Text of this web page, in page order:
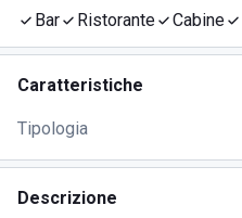
Bar
Ristorante Cabine
Caratteristiche
Tipologia
Descrizione